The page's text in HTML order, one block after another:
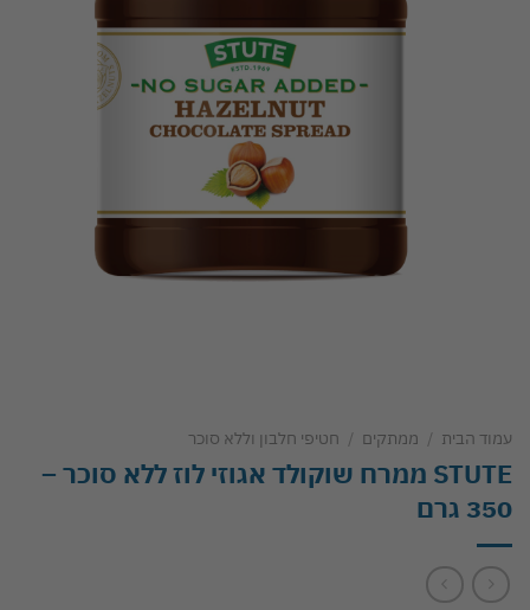
עמוד הבית / ממתקים / חטיפי חלבון וללא סוכר
STUTE ממרח שוקולד אגוזי לוז ללא סוכר –
350 גרם